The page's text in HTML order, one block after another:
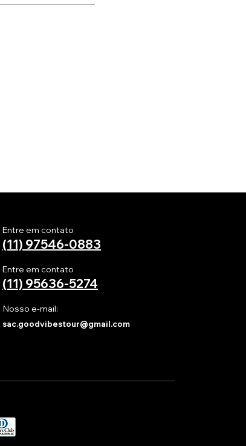
Entre em contato
(11) 97546-0883
Entre em contato
(11) 95636-5274
Nosso e-mail:
sac.goodvibestour@gmail.com